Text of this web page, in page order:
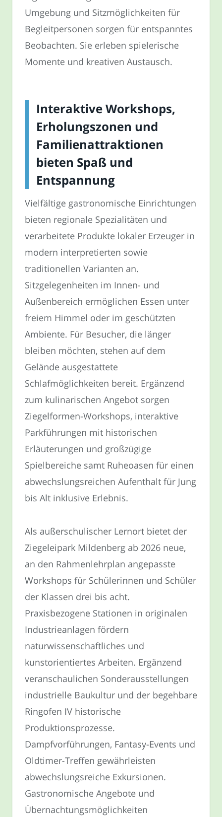
Umgebung und Sitzmöglichkeiten für
Begleitpersonen sorgen für entspanntes
Beobachten. Sie erleben spielerische
Momente und kreativen Austausch.
Interaktive Workshops,
Erholungszonen und
Familienattraktionen
bieten Spaß und
Entspannung
Vielfältige gastronomische Einrichtungen
bieten regionale Spezialitäten und
verarbeitete Produkte lokaler Erzeuger in
modern interpretierten sowie
traditionellen Varianten an.
Sitzgelegenheiten im Innen- und
Außenbereich ermöglichen Essen unter
freiem Himmel oder im geschützten
Ambiente. Für Besucher, die länger
bleiben möchten, stehen auf dem
Gelände ausgestattete
Schlafmöglichkeiten bereit. Ergänzend
zum kulinarischen Angebot sorgen
Ziegelformen-Workshops, interaktive
Parkführungen mit historischen
Erläuterungen und großzügige
Spielbereiche samt Ruheoasen für einen
abwechslungsreichen Aufenthalt für Jung
bis Alt inklusive Erlebnis.
Als außerschulischer Lernort bietet der
Ziegeleipark Mildenberg ab 2026 neue,
an den Rahmenlehrplan angepasste
Workshops für Schülerinnen und Schüler
der Klassen drei bis acht.
Praxisbezogene Stationen in originalen
Industrieanlagen fördern
naturwissenschaftliches und
kunstorientiertes Arbeiten. Ergänzend
veranschaulichen Sonderausstellungen
industrielle Baukultur und der begehbare
Ringofen IV historische
Produktionsprozesse.
Dampfvorführungen, Fantasy-Events und
Oldtimer-Treffen gewährleisten
abwechslungsreiche Exkursionen.
Gastronomische Angebote und
Übernachtungsmöglichkeiten